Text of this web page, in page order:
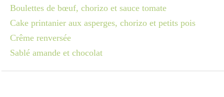
Boulettes de bœuf, chorizo et sauce tomate
Cake printanier aux asperges, chorizo et petits pois
Crême renversée
Sablé amande et chocolat